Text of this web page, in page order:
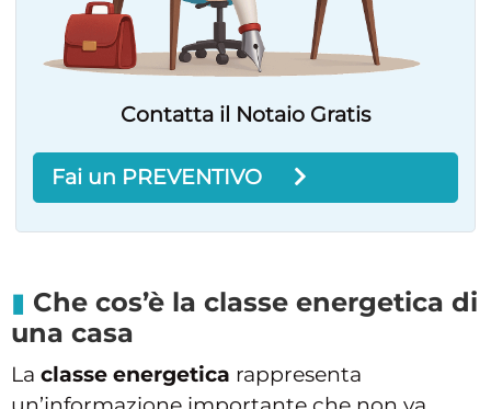
Contatta il Notaio Gratis
Fai un PREVENTIVO
Che cos’è la classe energetica di
una casa
La classe energetica rappresenta